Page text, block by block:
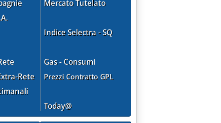
Rete
Mercato Tutelato
Indice Selectra - SQ
Gas - Consumi
Prezzi Contratto GPL
Today@